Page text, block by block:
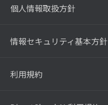
個人情報取扱方針
情報セキュリティ基本方針
利用規約